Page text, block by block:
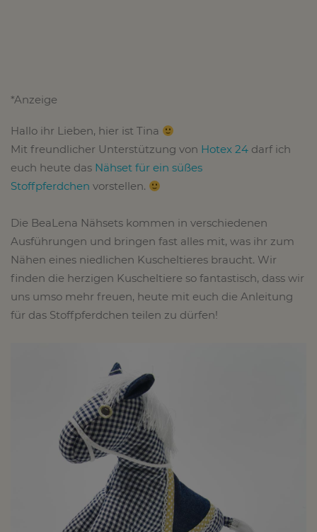
*Anzeige
Hallo ihr Lieben, hier ist Tina
Mit freundlicher Unterstützung von Hotex 24 darf ich
euch heute das Nähset für ein süßes
Stoffpferdchen vorstellen.
Die BeaLena Nähsets kommen in verschiedenen
Ausführungen und bringen fast alles mit, was ihr zum
Nähen eines niedlichen Kuscheltieres braucht. Wir
finden die herzigen Kuscheltiere so fantastisch, dass wir
uns umso mehr freuen, heute mit euch die Anleitung
für das Stoffpferdchen teilen zu dürfen!